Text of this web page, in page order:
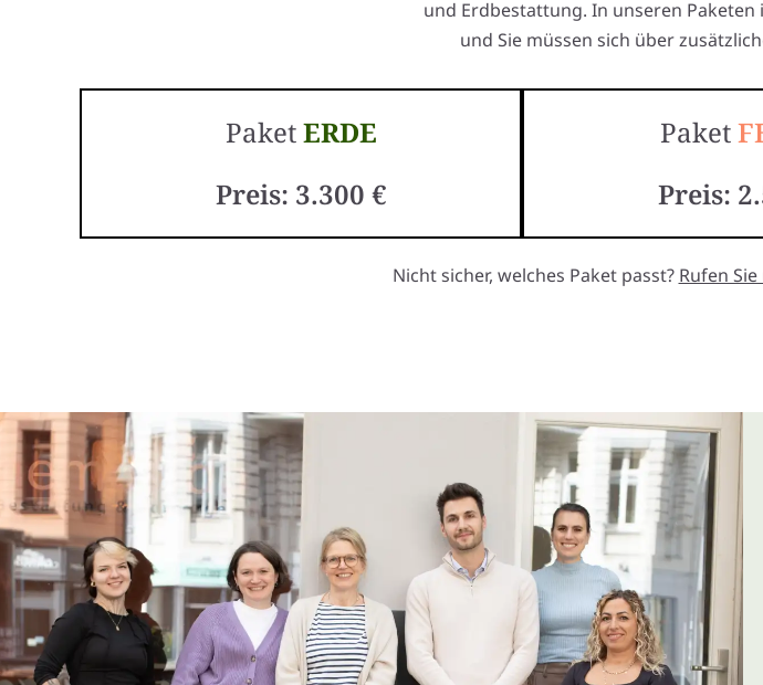
und Erdbestattung. In unseren
und Sie müssen sich über
PaketERDE
Preis: 3.300 €
Paket
Preis:
Nicht sicher, welches Paket passt? Rufen